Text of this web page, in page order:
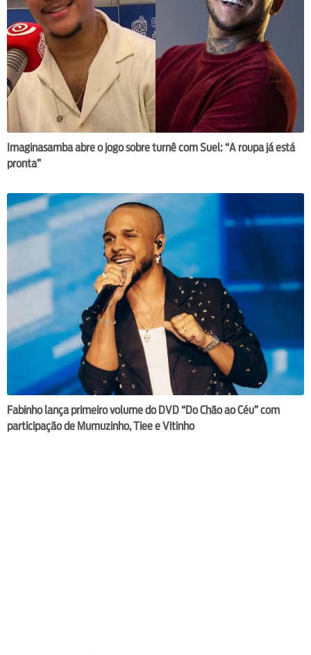
Imaginasamba abre o jogo sobre turnê com Suel: “A roupa já está
pronta”
Fabinho lança primeiro volume do DVD “Do Chão ao Céu” com
participação de Mumuzinho, Tiee e Vitinho